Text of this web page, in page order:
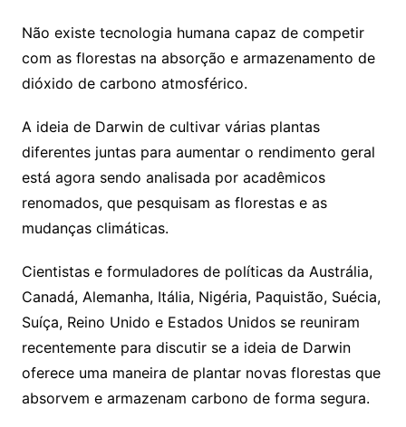
Não existe tecnologia humana capaz de competir
com as florestas na absorção e armazenamento de
dióxido de carbono atmosférico.
A ideia de Darwin de cultivar várias plantas
diferentes juntas para aumentar o rendimento geral
está agora sendo analisada por acadêmicos
renomados, que pesquisam as florestas e as
mudanças climáticas.
Cientistas e formuladores de políticas da Austrália,
Canadá, Alemanha, Itália, Nigéria, Paquistão, Suécia,
Suíça, Reino Unido e Estados Unidos se reuniram
recentemente para discutir se a ideia de Darwin
oferece uma maneira de plantar novas florestas que
absorvem e armazenam carbono de forma segura.